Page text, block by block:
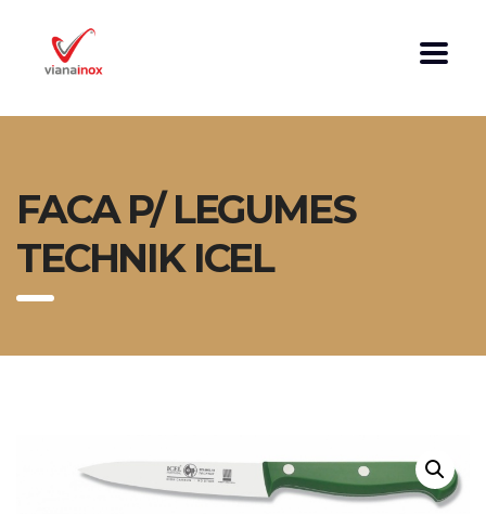
FACA P/ LEGUMES
TECHNIK ICEL